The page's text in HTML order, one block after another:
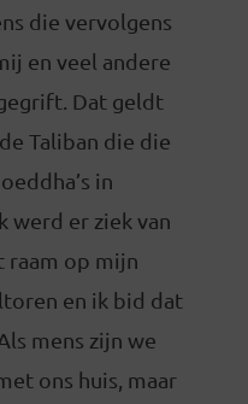
die vervolgens
en veel andere
Dat geldt
Taliban die die
in
werd er ziek van
raam op mijn
en ik bid dat
mens zijn we
ons huis, maar